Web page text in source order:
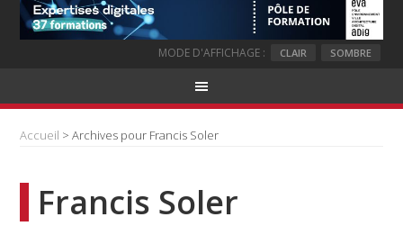
MODE D'AFFICHAGE : CLAIR SOMBRE
Accueil > Archives pour Francis Soler
Francis Soler